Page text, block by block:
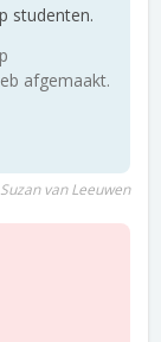
studenten.
afgemaakt.
van Leeuwen